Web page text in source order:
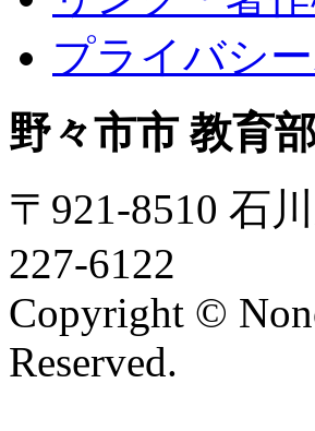
プライバシ
野々市市 教育
〒921-8510 石
227-6122
Copyright ©
Reserved.